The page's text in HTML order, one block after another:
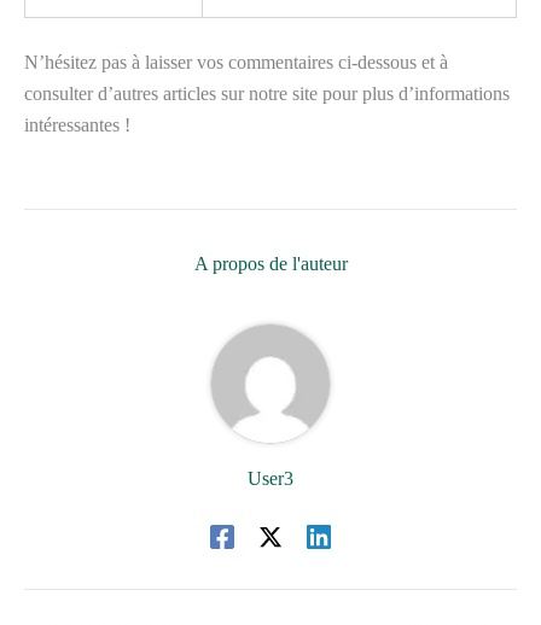
N’hésitez pas à laisser vos commentaires ci-dessous et à
consulter d’autres articles sur notre site pour plus d’informations
intéressantes !
A propos de l'auteur
User3